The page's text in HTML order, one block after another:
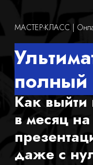
МАСТЕР-КЛАСС |
полный
Как
в месяц
даже с